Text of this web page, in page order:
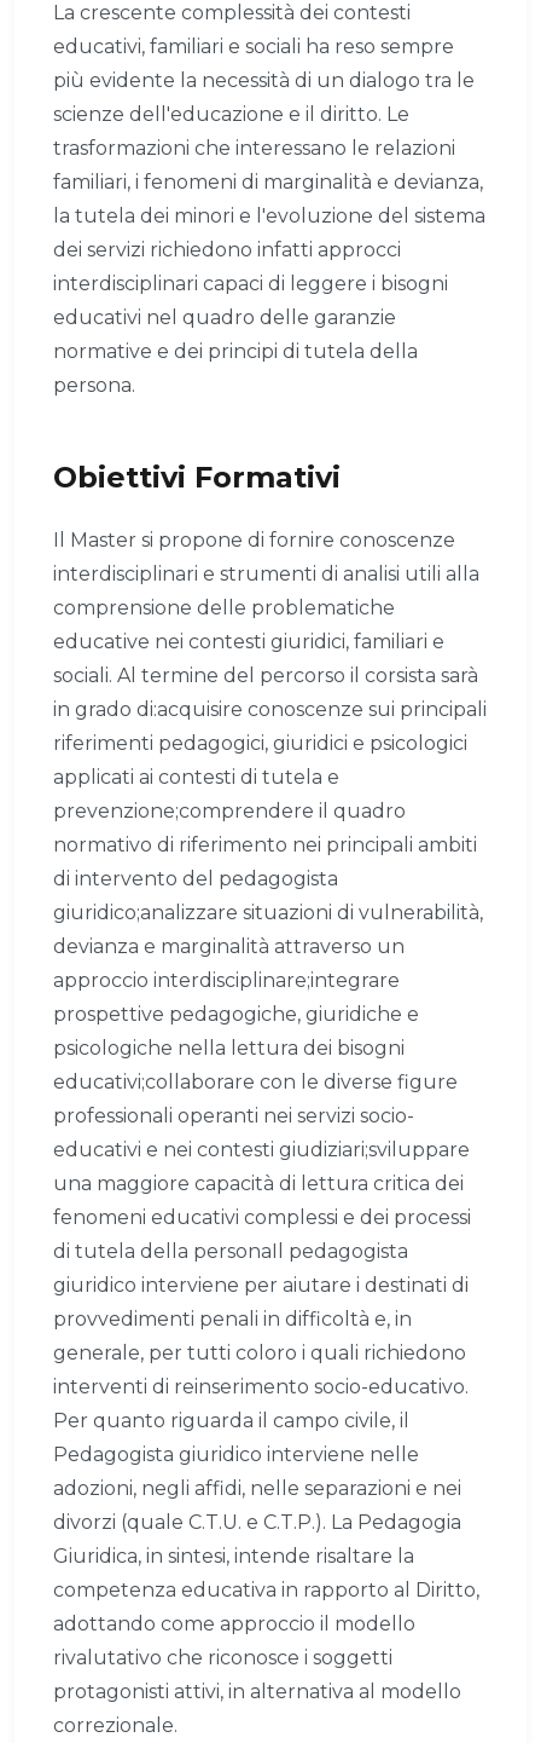
La crescente complessità dei contesti
educativi, familiari e sociali ha reso sempre
più evidente la necessità di un dialogo tra le
scienze dell'educazione e il diritto. Le
trasformazioni che interessano le relazioni
familiari, i fenomeni di marginalità e devianza,
la tutela dei minori e l'evoluzione del sistema
dei servizi richiedono infatti approcci
interdisciplinari capaci di leggere i bisogni
educativi nel quadro delle garanzie
normative e dei principi di tutela della
persona.
Obiettivi Formativi
Il Master si propone di fornire conoscenze
interdisciplinari e strumenti di analisi utili alla
comprensione delle problematiche
educative nei contesti giuridici, familiari e
sociali. Al termine del percorso il corsista sarà
in grado di:acquisire conoscenze sui principali
riferimenti pedagogici, giuridici e psicologici
applicati ai contesti di tutela e
prevenzione;comprendere il quadro
normativo di riferimento nei principali ambiti
di intervento del pedagogista
giuridico;analizzare situazioni di vulnerabilità,
devianza e marginalità attraverso un
approccio interdisciplinare;integrare
prospettive pedagogiche, giuridiche e
psicologiche nella lettura dei bisogni
educativi;collaborare con le diverse figure
professionali operanti nei servizi socio-
educativi e nei contesti giudiziari;sviluppare
una maggiore capacità di lettura critica dei
fenomeni educativi complessi e dei processi
di tutela della personaIl pedagogista
giuridico interviene per aiutare i destinati di
provvedimenti penali in difficoltà e, in
generale, per tutti coloro i quali richiedono
interventi di reinserimento socio-educativo.
Per quanto riguarda il campo civile, il
Pedagogista giuridico interviene nelle
adozioni, negli affidi, nelle separazioni e nei
divorzi (quale C.T.U. e C.T.P.). La Pedagogia
Giuridica, in sintesi, intende risaltare la
competenza educativa in rapporto al Diritto,
adottando come approccio il modello
rivalutativo che riconosce i soggetti
protagonisti attivi, in alternativa al modello
correzionale.